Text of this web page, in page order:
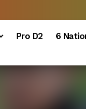
Pro D2 6